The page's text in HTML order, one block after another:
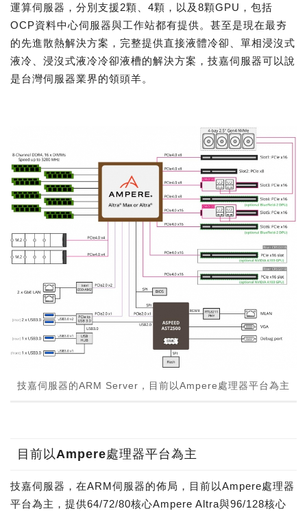
運算伺服器，分別支援2顆、4顆，以及8顆GPU，包括
OCP資料中心伺服器與工作站都有提供。甚至是現在最夯
的先進散熱解決方案，完整提供直接液體冷卻、單相浸沒式
液冷、浸沒式液冷冷卻液槽的解決方案，技嘉伺服器可以說
是台灣伺服器業界的領頭羊。
技嘉伺服器的ARM Server，目前以Ampere處理器平台為主
目前以Ampere處理器平台為主
技嘉伺服器，在ARM伺服器的佈局，目前以Ampere處理器
平台為主，提供64/72/80核心Ampere Altra與96/128核心